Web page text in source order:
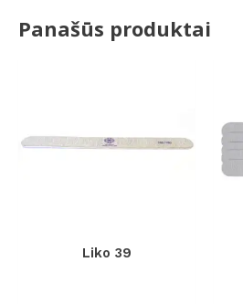
Panašūs produktai
Liko 39